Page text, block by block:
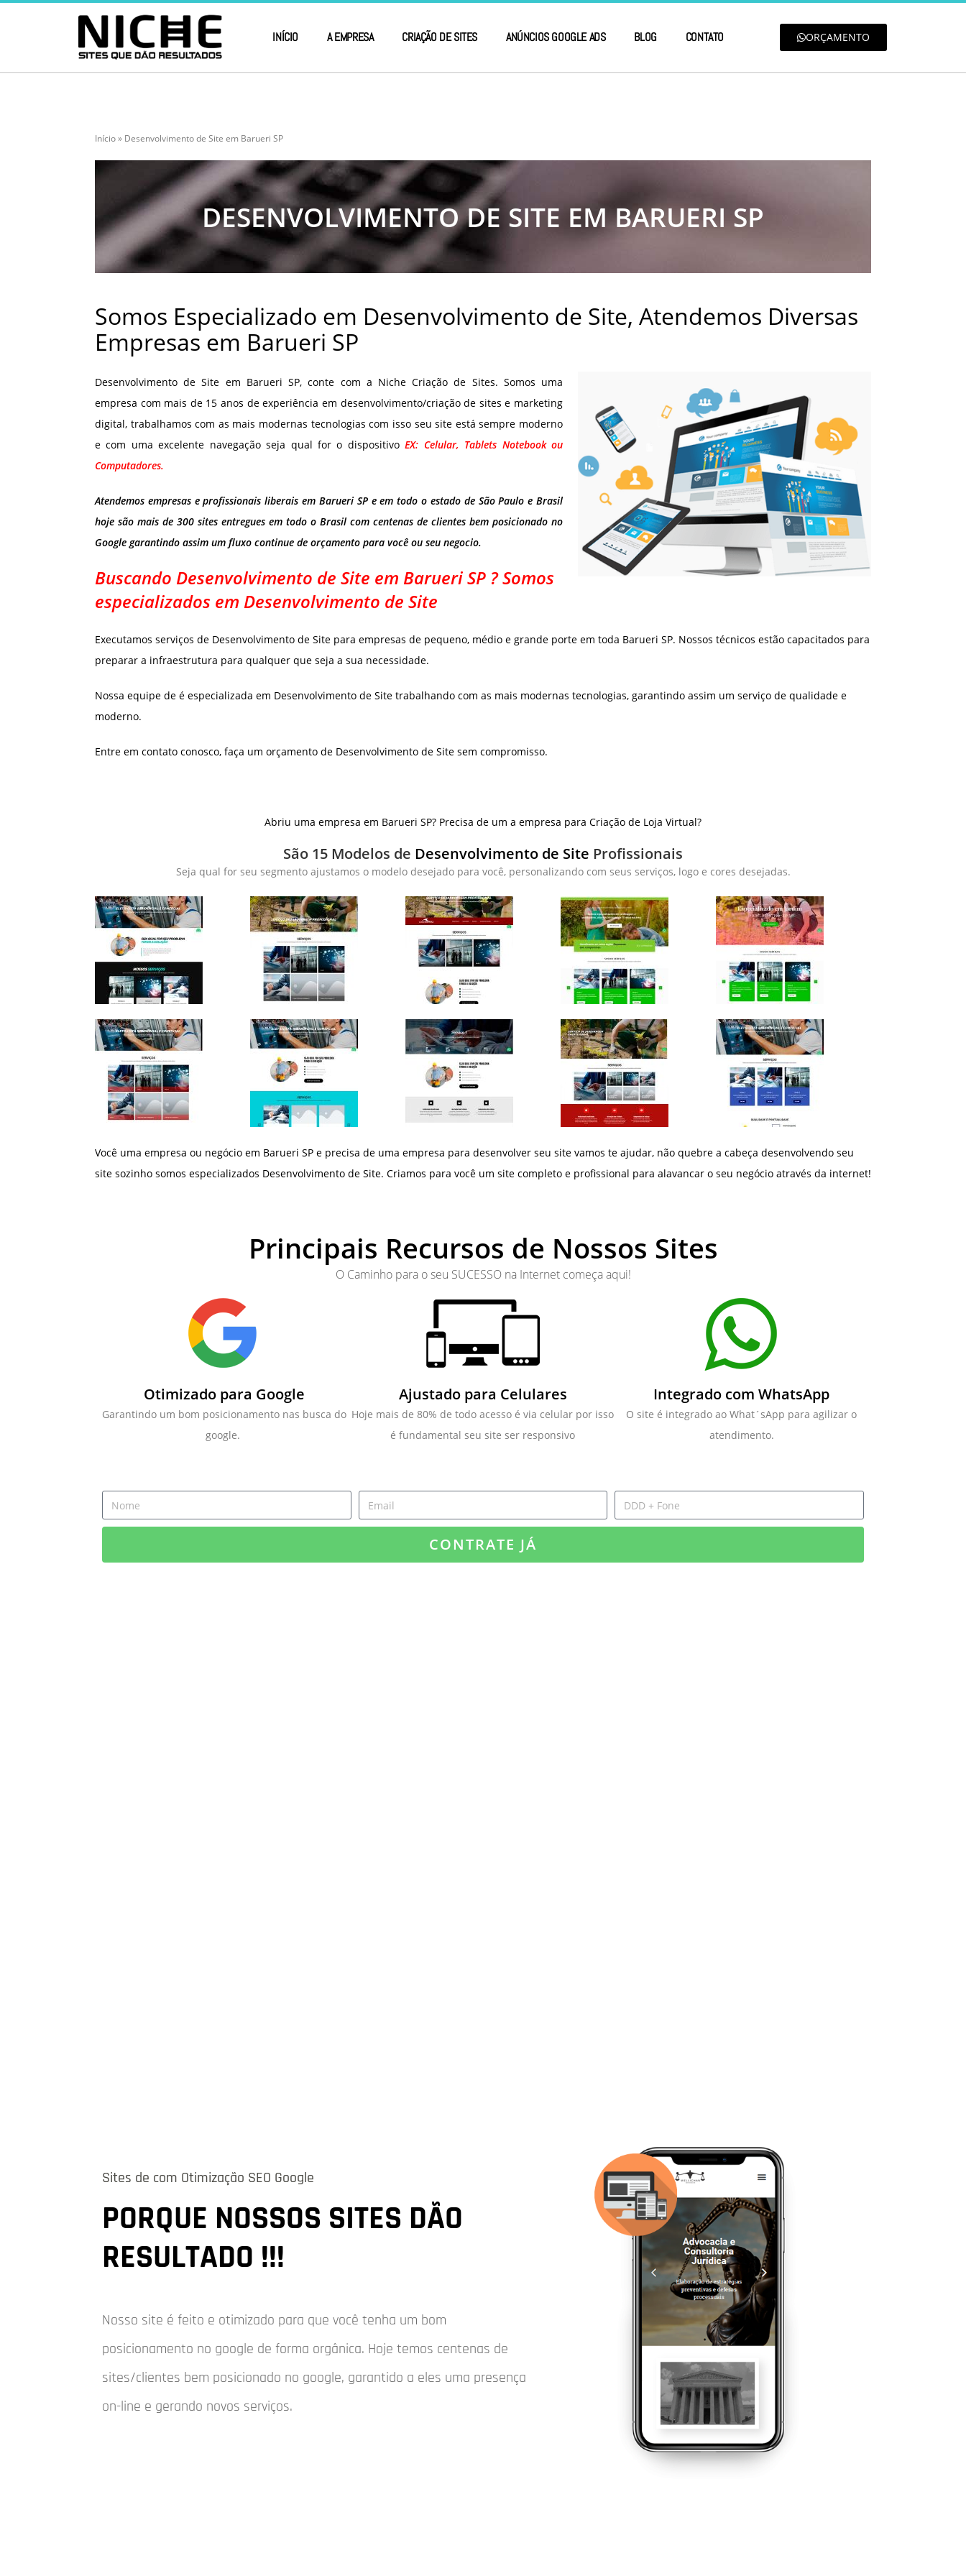
INÍCIO A EMPRESA CRIAÇÃO DE SITES ANÚNCIOS GOOGLE ADS BLOG CONTATO ORÇAMENTO
Início» Desenvolvimento de Site em Barueri SP
DESENVOLVIMENTO DE SITE EM BARUERI SP
Somos Especializado em Desenvolvimento de Site, Atendemos Diversas
Empresas em Barueri SP
Desenvolvimento de Site em Barueri SP, conte com a Niche Criação de Sites. Somos uma
empresa com mais de 15 anos de experiência em desenvolvimento/criação de sites e marketing
digital, trabalhamos com as mais modernas tecnologias com isso seu site está sempre moderno
e com uma excelente navegação seja qual for o dispositivoEX: Celular, Tablets Notebook ou
Computadores.
Atendemos empresas e profissionais liberais em Barueri SP e em todo o estado de São Paulo e Brasil
hoje são mais de 300 sites entregues em todo o Brasil com centenas de clientes bem posicionado no
Google garantindo assim um fluxo continue de orçamento para você ou seu negocio.
Buscando Desenvolvimento de Site em Barueri SP ? Somos
especializados em Desenvolvimento de Site
Executamos serviços de Desenvolvimento de Site para empresas de pequeno, médio e grande porte em toda Barueri SP. Nossos técnicos estão capacitados para
preparar a infraestrutura para qualquer que seja a sua necessidade.
Nossa equipe de é especializada em Desenvolvimento de Site trabalhando com as mais modernas tecnologias, garantindo assim um serviço de qualidade e
moderno.
Entre em contato conosco, faça um orçamento de Desenvolvimento de Site sem compromisso.
Abriu uma empresa em Barueri SP? Precisa de um a empresa para Criação de Loja Virtual?
São 15 Modelos de Desenvolvimento de Site Profissionais
Seja qual for seu segmento ajustamos o modelo desejado para você, personalizando com seus serviços, logo e cores desejadas.
Você uma empresa ou negócio em Barueri SP e precisa de uma empresa para desenvolver seu site vamos te ajudar, não quebre a cabeça desenvolvendo seu
site sozinho somos especializados Desenvolvimento de Site. Criamos para você um site completo e profissional para alavancar o seu negócio através da internet!
Principais Recursos de Nossos Sites
O Caminho para o seu SUCESSO na Internet começa aqui!
Otimizado para Google
Garantindo um bom posicionamento nas busca do
google.
Ajustado para Celulares
Hoje mais de 80% de todo acesso é via celular por isso
é fundamental seu site ser responsivo
Integrado com WhatsApp
O site é integrado ao What´sApp para agilizar o
atendimento.
CONTRATE JÁ
Sites de com Otimização SEO Google
PORQUE NOSSOS SITES DÃO
RESULTADO !!!
Nosso site é feito e otimizado para que você tenha um bom
posicionamento no google de forma orgânica. Hoje temos centenas de
sites/clientes bem posicionado no google, garantido a eles uma presença
on-line e gerando novos serviços.